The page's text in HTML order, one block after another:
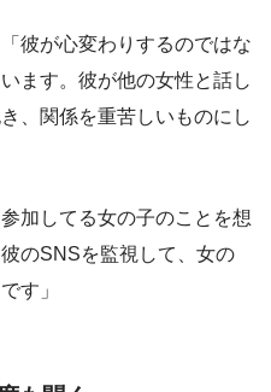
彼が心変わりするのではな
ます。彼が他の女性と話し
、関係を重苦しいものにし
加してる女の子のことを想
のSNSを監視して、女の
す」